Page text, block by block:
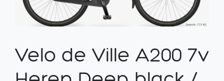
Velo de Ville A200 7v